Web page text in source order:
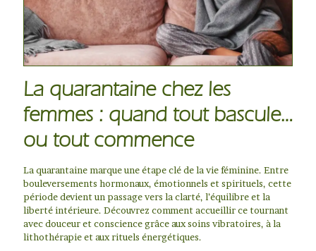
La quarantaine chez les
femmes : quand tout bascule…
ou tout commence
La quarantaine marque une étape clé de la vie féminine. Entre
bouleversements hormonaux, émotionnels et spirituels, cette
période devient un passage vers la clarté, l’équilibre et la
liberté intérieure. Découvrez comment accueillir ce tournant
avec douceur et conscience grâce aux soins vibratoires, à la
lithothérapie et aux rituels énergétiques.